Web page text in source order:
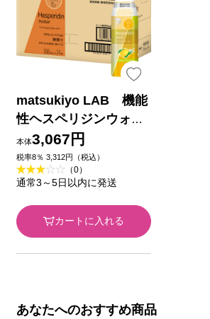
matsukiyo LAB 機能
性ヘスペリジンウォー
ターケース ３５０ｍｌ
×２４本
本体3,067円
税率8％ 3,312円（税込）
（0）
通常3～5日以内に発送
カートに入れる
あなたへのおすすめ商品